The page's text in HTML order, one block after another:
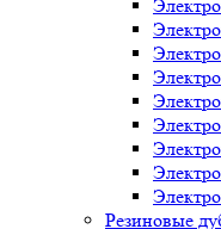
Резиновые